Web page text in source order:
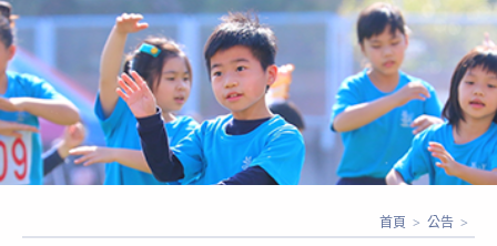
AFFILIATED SENIOR HIGH SCHOOL OF NATIONAL
KAOHSIUNG NORMAL UNIVERSITY
首頁 > 公告 >